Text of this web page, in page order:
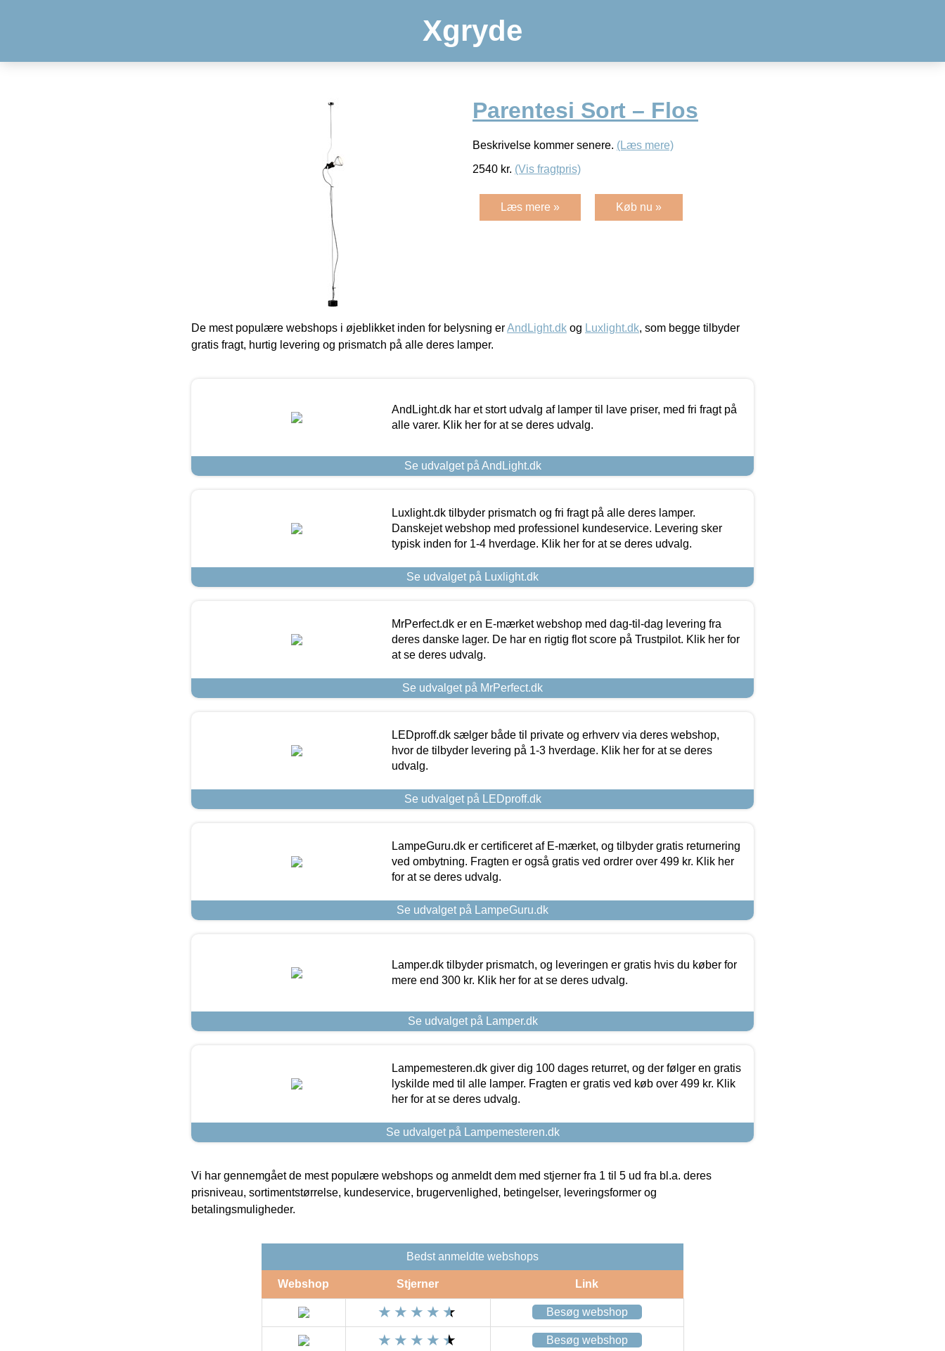
Xgryde
Parentesi Sort – Flos
Beskrivelse kommer senere. (Læs mere)
2540 kr. (Vis fragtpris)
Læs mere » Køb nu »
De mest populære webshops i øjeblikket inden for belysning erAndLight.dk og Luxlight.dk, som begge tilbyder
gratis fragt, hurtig levering og prismatch på alle deres lamper.
AndLight.dk har et stort udvalg af lamper til lave priser, med fri fragt på
alle varer. Klik her for at se deres udvalg.
Se udvalget på AndLight.dk
Luxlight.dk tilbyder prismatch og fri fragt på alle deres lamper.
Danskejet webshop med professionel kundeservice. Levering sker
typisk inden for 1-4 hverdage. Klik her for at se deres udvalg.
Se udvalget på Luxlight.dk
MrPerfect.dk er en E-mærket webshop med dag-til-dag levering fra
deres danske lager. De har en rigtig flot score på Trustpilot. Klik her for
at se deres udvalg.
Se udvalget på MrPerfect.dk
LEDproff.dk sælger både til private og erhverv via deres webshop,
hvor de tilbyder levering på 1-3 hverdage. Klik her for at se deres
udvalg.
Se udvalget på LEDproff.dk
LampeGuru.dk er certificeret af E-mærket, og tilbyder gratis returnering
ved ombytning. Fragten er også gratis ved ordrer over 499 kr. Klik her
for at se deres udvalg.
Se udvalget på LampeGuru.dk
Lamper.dk tilbyder prismatch, og leveringen er gratis hvis du køber for
mere end 300 kr. Klik her for at se deres udvalg.
Se udvalget på Lamper.dk
Lampemesteren.dk giver dig 100 dages returret, og der følger en gratis
lyskilde med til alle lamper. Fragten er gratis ved køb over 499 kr. Klik
her for at se deres udvalg.
Se udvalget på Lampemesteren.dk
Vi har gennemgået de mest populære webshops og anmeldt dem med stjerner fra 1 til 5 ud fra bl.a. deres
prisniveau, sortimentstørrelse, kundeservice, brugervenlighed, betingelser, leveringsformer og
betalingsmuligheder.
Bedst anmeldte webshops
Webshop Stjerner Link
Besøg webshop
Besøg webshop